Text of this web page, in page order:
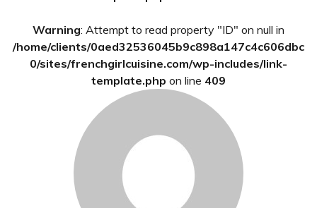
Warning: Attempt to read property "ID" on null in
/home/clients/0aed32536045b9c898a147c4c606dbc
0/sites/frenchgirlcuisine.com/wp-includes/link-
template.php on line 409